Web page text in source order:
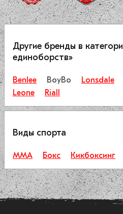
Другие бренды в
единоборств»
Benlee BoyBo Lonsdale
Leone
Riall
Виды спорта
ММА Бокс Кикбоксинг